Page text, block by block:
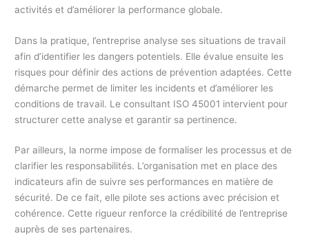
activités et d’améliorer la performance globale.
Dans la pratique, l’entreprise analyse ses situations de travail
afin d’identifier les dangers potentiels. Elle évalue ensuite les
risques pour définir des actions de prévention adaptées. Cette
démarche permet de limiter les incidents et d’améliorer les
conditions de travail. Le consultant ISO 45001 intervient pour
structurer cette analyse et garantir sa pertinence.
Par ailleurs, la norme impose de formaliser les processus et de
clarifier les responsabilités. L’organisation met en place des
indicateurs afin de suivre ses performances en matière de
sécurité. De ce fait, elle pilote ses actions avec précision et
cohérence. Cette rigueur renforce la crédibilité de l’entreprise
auprès de ses partenaires.